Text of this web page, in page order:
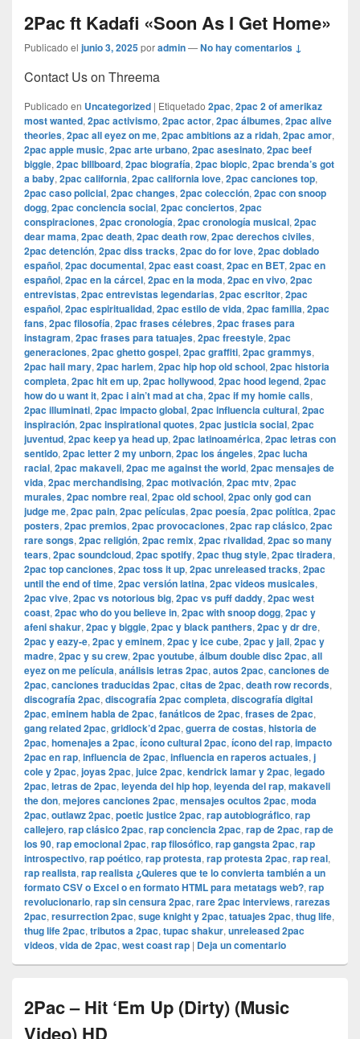
2Pac ft Kadafi «Soon As I Get Home»
Publicado el junio 3, 2025poradmin—No hay comentarios ↓
Contact Us on Threema
Publicado en Uncategorized | Etiquetado 2pac, 2pac 2 of amerikaz
most wanted, 2pac activismo, 2pac actor, 2pac álbumes, 2pac alive
theories, 2pac all eyez on me, 2pac ambitions az a ridah, 2pac amor,
2pac apple music, 2pac arte urbano, 2pac asesinato, 2pac beef
biggie, 2pac billboard, 2pac biografía, 2pac biopic, 2pac brenda’s got
a baby, 2pac california, 2pac california love, 2pac canciones top,
2pac caso policial, 2pac changes, 2pac colección, 2pac con snoop
dogg, 2pac conciencia social, 2pac conciertos, 2pac
conspiraciones, 2pac cronología, 2pac cronología musical, 2pac
dear mama, 2pac death, 2pac death row, 2pac derechos civiles,
2pac detención, 2pac diss tracks, 2pac do for love, 2pac doblado
español, 2pac documental, 2pac east coast, 2pac en BET, 2pac en
español, 2pac en la cárcel, 2pac en la moda, 2pac en vivo, 2pac
entrevistas, 2pac entrevistas legendarias, 2pac escritor, 2pac
español, 2pac espiritualidad, 2pac estilo de vida, 2pac familia, 2pac
fans, 2pac filosofía, 2pac frases célebres, 2pac frases para
instagram, 2pac frases para tatuajes, 2pac freestyle, 2pac
generaciones, 2pac ghetto gospel, 2pac graffiti, 2pac grammys,
2pac hail mary, 2pac harlem, 2pac hip hop old school, 2pac historia
completa, 2pac hit em up, 2pac hollywood, 2pac hood legend, 2pac
how do u want it, 2pac i ain’t mad at cha, 2pac if my homie calls,
2pac illuminati, 2pac impacto global, 2pac influencia cultural, 2pac
inspiración, 2pac inspirational quotes, 2pac justicia social, 2pac
juventud, 2pac keep ya head up, 2pac latinoamérica, 2pac letras con
sentido, 2pac letter 2 my unborn, 2pac los ángeles, 2pac lucha
racial, 2pac makaveli, 2pac me against the world, 2pac mensajes de
vida, 2pac merchandising, 2pac motivación, 2pac mtv, 2pac
murales, 2pac nombre real, 2pac old school, 2pac only god can
judge me, 2pac pain, 2pac películas, 2pac poesía, 2pac política, 2pac
posters, 2pac premios, 2pac provocaciones, 2pac rap clásico, 2pac
rare songs, 2pac religión, 2pac remix, 2pac rivalidad, 2pac so many
tears, 2pac soundcloud, 2pac spotify, 2pac thug style, 2pac tiradera,
2pac top canciones, 2pac toss it up, 2pac unreleased tracks, 2pac
until the end of time, 2pac versión latina, 2pac videos musicales,
2pac vive, 2pac vs notorious big, 2pac vs puff daddy, 2pac west
coast, 2pac who do you believe in, 2pac with snoop dogg, 2pac y
afeni shakur, 2pac y biggie, 2pac y black panthers, 2pac y dr dre,
2pac y eazy-e, 2pac y eminem, 2pac y ice cube, 2pac y jail, 2pac y
madre, 2pac y su crew, 2pac youtube, álbum double disc 2pac, all
eyez on me película, análisis letras 2pac, autos 2pac, canciones de
2pac, canciones traducidas 2pac, citas de 2pac, death row records,
discografía 2pac, discografía 2pac completa, discografía digital
2pac, eminem habla de 2pac, fanáticos de 2pac, frases de 2pac,
gang related 2pac, gridlock’d 2pac, guerra de costas, historia de
2pac, homenajes a 2pac, ícono cultural 2pac, ícono del rap, impacto
2pac en rap, influencia de 2pac, influencia en raperos actuales, j
cole y 2pac, joyas 2pac, juice 2pac, kendrick lamar y 2pac, legado
2pac, letras de 2pac, leyenda del hip hop, leyenda del rap, makaveli
the don, mejores canciones 2pac, mensajes ocultos 2pac, moda
2pac, outlawz 2pac, poetic justice 2pac, rap autobiográfico, rap
callejero, rap clásico 2pac, rap conciencia 2pac, rap de 2pac, rap de
los 90, rap emocional 2pac, rap filosófico, rap gangsta 2pac, rap
introspectivo, rap poético, rap protesta, rap protesta 2pac, rap real,
rap realista, rap realista ¿Quieres que te lo convierta también a un
formato CSV o Excel o en formato HTML para metatags web?, rap
revolucionario, rap sin censura 2pac, rare 2pac interviews, rarezas
2pac, resurrection 2pac, suge knight y 2pac, tatuajes 2pac, thug life,
thug life 2pac, tributos a 2pac, tupac shakur, unreleased 2pac
videos, vida de 2pac, west coast rap | Deja un comentario
2Pac – Hit ‘Em Up (Dirty) (Music
Video) HD